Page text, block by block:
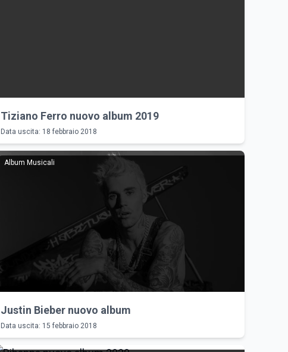
Tiziano Ferro nuovo album 2019
Data uscita: 18 febbraio 2018
Album Musicali
Justin Bieber nuovo album
Data uscita: 15 febbraio 2018